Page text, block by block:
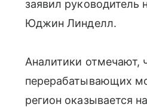
заявил руководитель
Юджин Линделл.
Аналитики отмечают,
перерабатывающих
регион оказывается